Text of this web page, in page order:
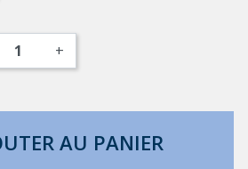
+
AU PANIER